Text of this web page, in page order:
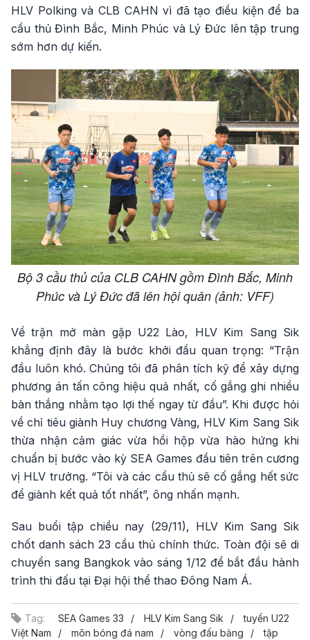
HLV Polking và CLB CAHN vì đã tạo điều kiện để ba
cầu thủ Đình Bắc, Minh Phúc và Lý Đức lên tập trung
sớm hơn dự kiến.
Bộ 3 cầu thủ của CLB CAHN gồm Đình Bắc, Minh
Phúc và Lý Đức đã lên hội quân (ảnh: VFF)
Về trận mở màn gặp U22 Lào, HLV Kim Sang Sik
khẳng định đây là bước khởi đầu quan trọng: “Trận
đầu luôn khó. Chúng tôi đã phân tích kỹ để xây dựng
phương án tấn công hiệu quả nhất, cố gắng ghi nhiều
bàn thắng nhằm tạo lợi thế ngay từ đầu”. Khi được hỏi
về chỉ tiêu giành Huy chương Vàng, HLV Kim Sang Sik
thừa nhận cảm giác vừa hồi hộp vừa hào hứng khi
chuẩn bị bước vào kỳ SEA Games đầu tiên trên cương
vị HLV trưởng. “Tôi và các cầu thủ sẽ cố gắng hết sức
để giành kết quả tốt nhất”, ông nhấn mạnh.
Sau buổi tập chiều nay (29/11), HLV Kim Sang Sik
chốt danh sách 23 cầu thủ chính thức. Toàn đội sẽ di
chuyển sang Bangkok vào sáng 1/12 để bắt đầu hành
trình thi đấu tại Đại hội thể thao Đông Nam Á.
Tag: SEA Games 33 HLV Kim Sang Sik
tuyển U22
Việt Nam
môn bóng đá nam vòng đấu bảng
tập